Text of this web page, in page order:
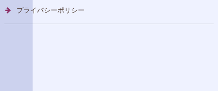
プライバシーポリシー